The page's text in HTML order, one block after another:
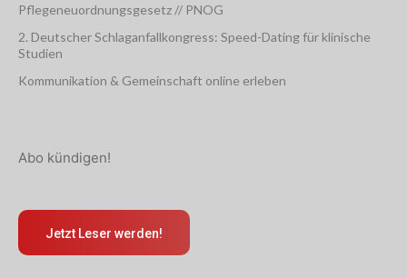
Pflegeneuordnungsgesetz // PNOG
2. Deutscher Schlaganfallkongress: Speed-Dating für klinische
Studien
Kommunikation & Gemeinschaft online erleben
Abo kündigen!
Jetzt Leser werden!